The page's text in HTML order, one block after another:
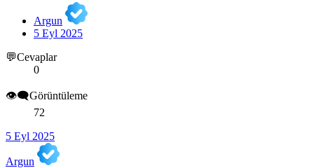
Argun
5 Eyl 2025
💬Cevaplar
0
👁️‍🗨️Görüntüleme
72
5 Eyl 2025
Argun